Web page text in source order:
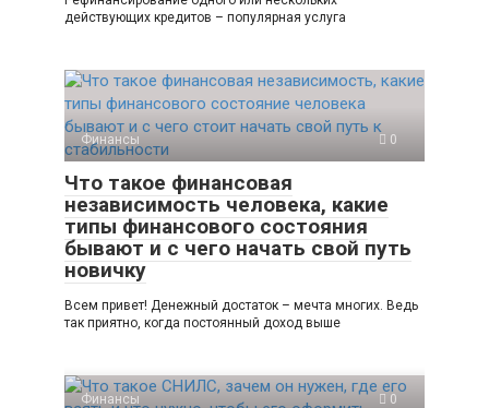
действующих кредитов – популярная услуга
Финансы 0
Что такое финансовая
независимость человека, какие
типы финансового состояния
бывают и с чего начать свой путь
новичку
Всем привет! Денежный достаток – мечта многих. Ведь
так приятно, когда постоянный доход выше
Финансы 0